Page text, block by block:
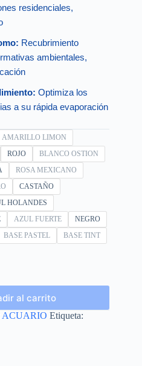
residenciales,
Recubrimiento
ambientales,
Optimiza los
a su rápida evaporación
AMARILLO LIMON
ROJO
BLANCO OSTION
ROSA MEXICANO
CASTAÑO
HOLANDES
AZUL FUERTE
NEGRO
BASE PASTEL
BASE TINT
al carrito
ACUARIO Etiqueta: